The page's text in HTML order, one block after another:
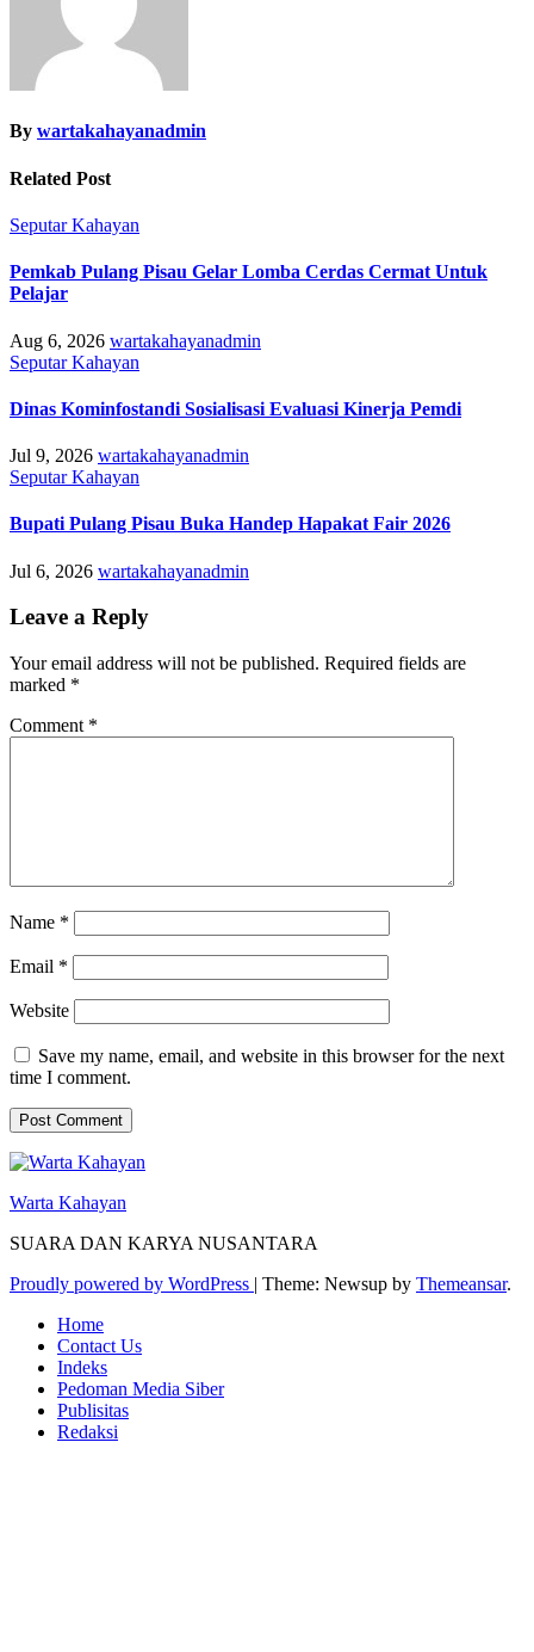
By wartakahayanadmin
Related Post
Seputar Kahayan
Pemkab Pulang Pisau Gelar Lomba Cerdas Cermat Untuk
Pelajar
Aug 6, 2026 wartakahayanadmin
Seputar Kahayan
Dinas Kominfostandi Sosialisasi Evaluasi Kinerja Pemdi
Jul 9, 2026 wartakahayanadmin
Seputar Kahayan
Bupati Pulang Pisau Buka Handep Hapakat Fair 2026
Jul 6, 2026 wartakahayanadmin
Leave a Reply
Your email address will not be published. Required fields are
marked *
Comment *
Name *
Email *
Website
Save my name, email, and website in this browser for the next
time I comment.
Warta Kahayan
SUARA DAN KARYA NUSANTARA
Proudly powered by WordPress | Theme: Newsup by Themeansar.
Home
Contact Us
Indeks
Pedoman Media Siber
Publisitas
Redaksi